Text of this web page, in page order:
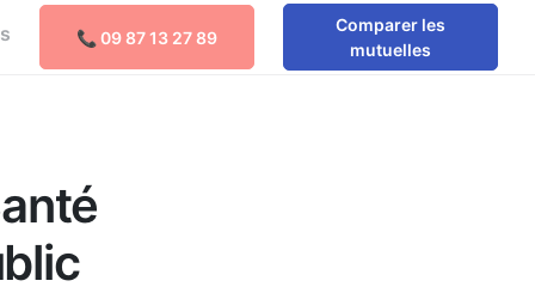
📞 09 87 13 27 89
Comparer les
mutuelles
Comparer les mutuelles